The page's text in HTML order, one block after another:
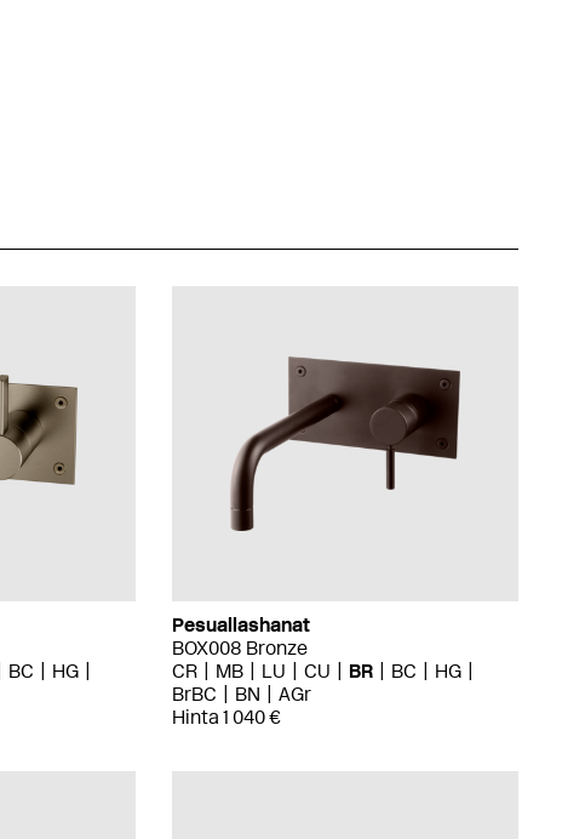
BC
HG
Pesuallashanat
BOX008 Bronze
CR
MB LU CU BR BC
HG
BrBC
BN
AGr
Hinta 1 040 €